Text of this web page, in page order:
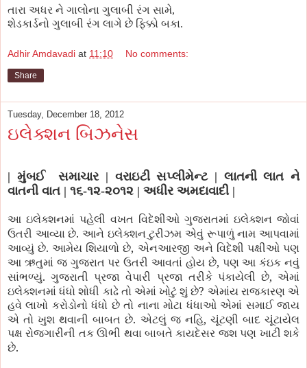
તારા અધર ને ગાલોના ગુલાબી રંગ સામે,
શેડકાર્ડનો ગુલાબી રંગ લાગે છે ફિક્કો બકા.
Adhir Amdavadi at 11:10 No comments:
Share
Tuesday, December 18, 2012
ઇલેક્શન બિઝનેસ
| મુંબઈ સમાચાર | વરાઇટી સપ્લીમેન્ટ | લાતની લાત ને
વાતની વાત | ૧૬-૧૨-૨૦૧૨ | અધીર અમદાવાદી |
આ ઇલેક્શનમાં પહેલી વખત વિદેશીઓ ગુજરાતમાં ઇલેક્શન જોવાં
ઉતરી આવ્યા છે.આને ઇલેક્શન ટુરીઝમ એવું રૂપાળું નામ આપવામાં
આવ્યું છે.આમેય શિયાળો છે, એનઆરજી અને વિદેશી પક્ષીઓ પણ
આ ઋતુમાં જ ગુજરાત પર ઉતરી આવતાં હોય છે, પણ આ કંઇક નવું
સાંભળ્યું.ગુજરાતી પ્રજા વેપારી પ્રજા તરીકે પંકાયેલી છે, એમાં
ઇલેક્શનમાં ધંધો શોધી કાઢે તો એમાં ખોટું શું છે? એમાંય રાજકારણ એ
હવે લાખો કરોડોનો ધંધો છે તો નાના મોટા ધંધાઓ એમાં સમાઈ જાય
એ તો ખુશ થવાની બાબત છે. એટલું જ નહિ, ચૂંટણી બાદ ચૂંટાયેલ
પક્ષ રોજગારીની તક ઊભી થવા બાબતે કાયદેસર જશ પણ ખાટી શકે
છે.